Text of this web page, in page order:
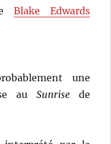
Blake Edwards
une
au Sunrisede